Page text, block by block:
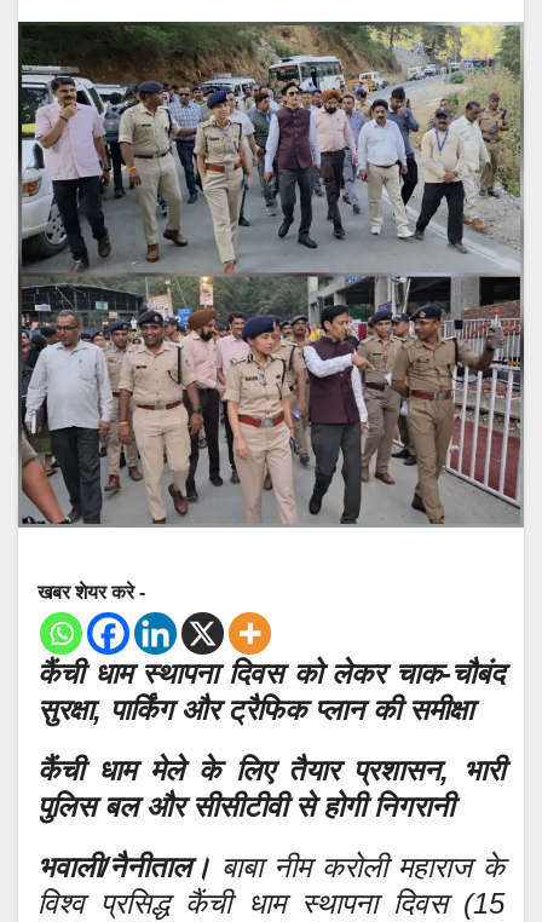
खबर शेयर करे -
कैंची धाम स्थापना दिवस को लेकर चाक-चौबंद
सुरक्षा, पार्किंग और ट्रैफिक प्लान की समीक्षा
कैंची धाम मेले के लिए तैयार प्रशासन, भारी
पुलिस बल और सीसीटीवी से होगी निगरानी
भवाली/नैनीताल। बाबा नीम करोली महाराज के
विश्व प्रसिद्ध कैंची धाम स्थापना दिवस (15